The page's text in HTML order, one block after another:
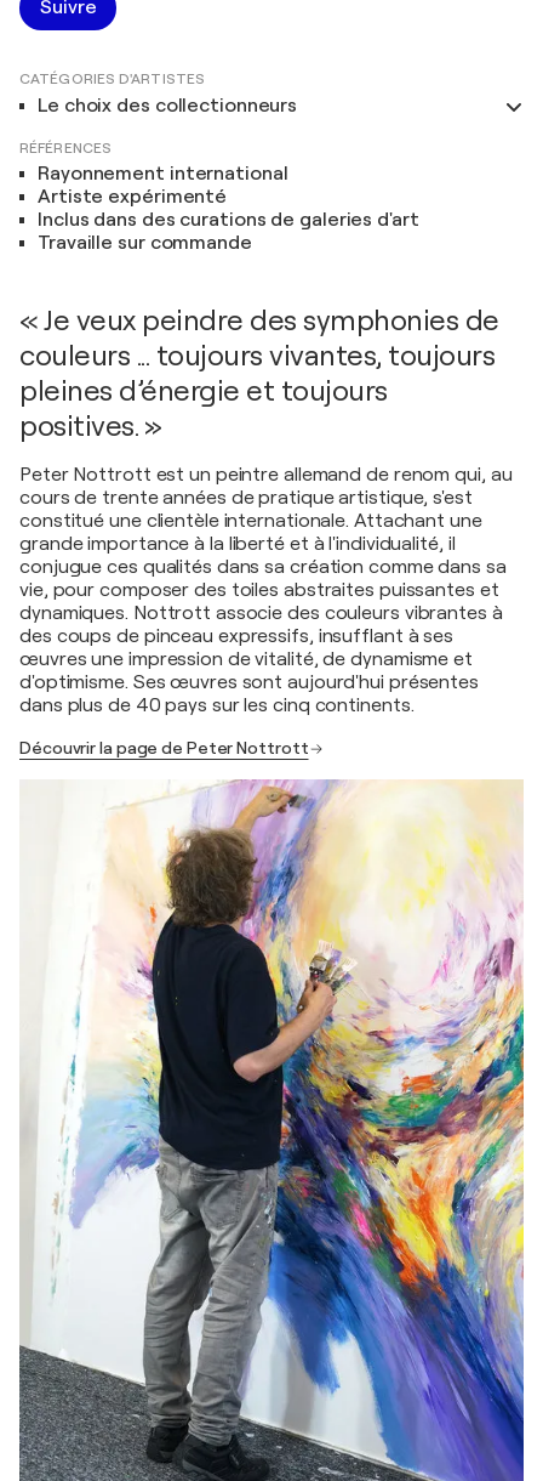
Suivre
CATÉGORIES D'ARTISTES
Le choix des collectionneurs
RÉFÉRENCES
Rayonnement international
Artiste expérimenté
Inclus dans des curations de galeries d'art
Travaille sur commande
« Je veux peindre des symphonies de
couleurs ... toujours vivantes, toujours
pleines d’énergie et toujours
positives. »
Peter Nottrott est un peintre allemand de renom qui, au
cours de trente années de pratique artistique, s'est
constitué une clientèle internationale. Attachant une
grande importance à la liberté et à l'individualité, il
conjugue ces qualités dans sa création comme dans sa
vie, pour composer des toiles abstraites puissantes et
dynamiques. Nottrott associe des couleurs vibrantes à
des coups de pinceau expressifs, insufflant à ses
œuvres une impression de vitalité, de dynamisme et
d'optimisme. Ses œuvres sont aujourd'hui présentes
dans plus de 40 pays sur les cinq continents.
Découvrir la page de Peter Nottrott